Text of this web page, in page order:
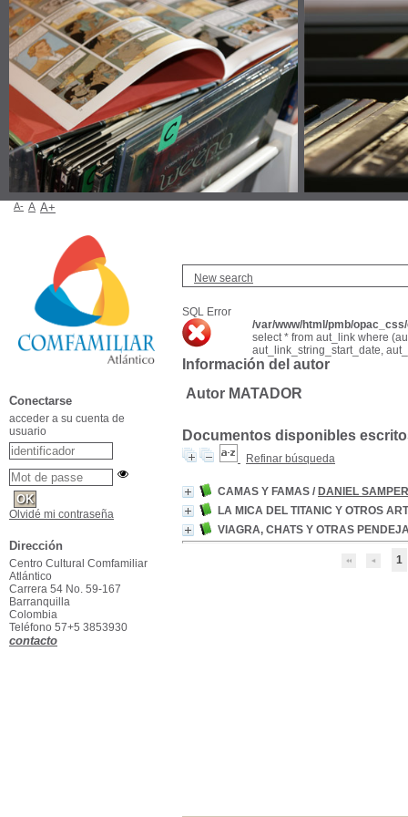
New search
SQL Error
/var/www/html/pmb/
select * from aut_link where
aut_link_string_start_date,
Información del autor
Autor MATADOR
Documentos disponibles
Refinar búsqueda
CAMAS Y FAMAS / DANIEL
LA MICA DEL TITANIC Y OTROS
VIAGRA, CHATS Y OTRAS
1
A- A A+
Conectarse
acceder a su cuenta de
usuario
Olvidé mi contraseña
Dirección
Centro Cultural Comfamiliar
Atlántico
Carrera 54 No. 59-167
Barranquilla
Colombia
Teléfono 57+5 3853930
contacto